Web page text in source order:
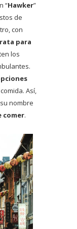
“Hawker”
de
con
para
los
Así,
nombre
comer.